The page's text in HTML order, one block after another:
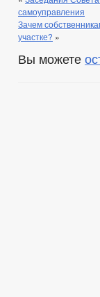
самоуправления
Зачем
участке? »
Вы можете